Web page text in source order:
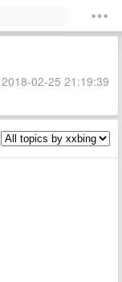
02-25 21:19:39